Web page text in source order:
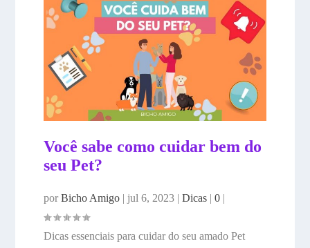
Você sabe como cuidar bem do
seu Pet?
porBicho Amigo| jul 6, 2023| Dicas| 0 |
Dicas essenciais para cuidar do seu amado Pet